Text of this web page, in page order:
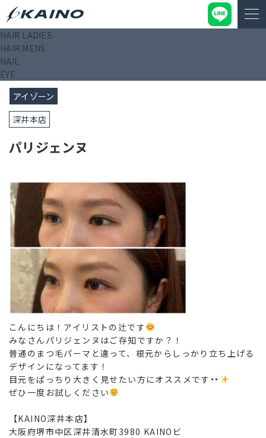
HAIR LADIES
HAIR MENS
NAIL
EYE
KAINO－カイノ－【公式サイト】
2025/05/04
アイゾーン
深井本店
パリジェンヌ
こんにちは！アイリストの辻です
みなさんパリジェンヌはご存知ですか？！
普通のまつ毛パーマと違って、根元からしっかり立ち上げる
デザインになってます！
目元をぱっちり大きく見せたい方にオススメです
ぜひ一度お試しください
【KAINO深井本店】
大阪府堺市中区深井清水町3980 KAINOビ